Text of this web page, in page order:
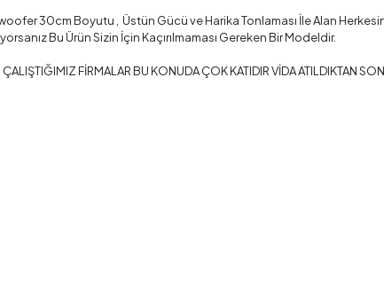
30cm Boyutu , Üstün Gücü ve Harika Tonlaması İle Alan
Bu Ürün Sizin İçin Kaçırılmaması Gereken Bir Modeldir.
FİRMALAR BU KONUDA ÇOK KATIDIR VİDA ATILDIKTAN